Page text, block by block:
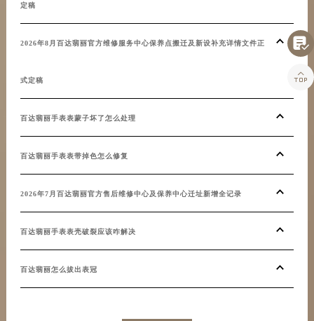
定稿
2026年8月百达翡丽官方维修服务中心保养点搬迁及新设补充详情文件正
式定稿
百达翡丽手表表蒙子坏了怎么处理
百达翡丽手表表带掉色怎么修复
2026年7月百达翡丽官方售后维修中心及保养中心迁址新增全记录
百达翡丽手表表壳破裂应该咋解决
百达翡丽怎么拔出表冠

